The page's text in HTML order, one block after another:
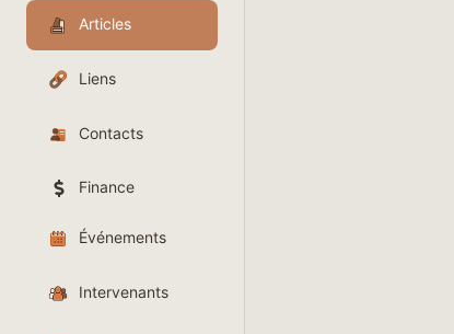
Articles
Liens
Contacts
Finance
Événements
Intervenants